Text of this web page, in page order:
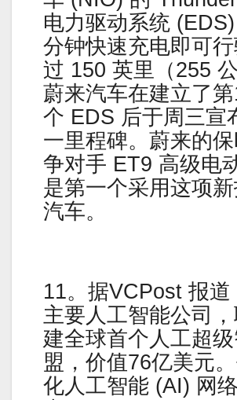
电力驱动系统
分钟快速充电即可行
过 150 英里（255 公
蔚来汽车在建立了
个 EDS 后于周三宣
一里程碑。蔚来的
争对手 ET9 高级电
是第一个采用这项
汽车。
11。据VCPost 报道
主要人工智能公司，
建全球首个人工超
盟，价值76亿美元
化人工智能 (AI) 网